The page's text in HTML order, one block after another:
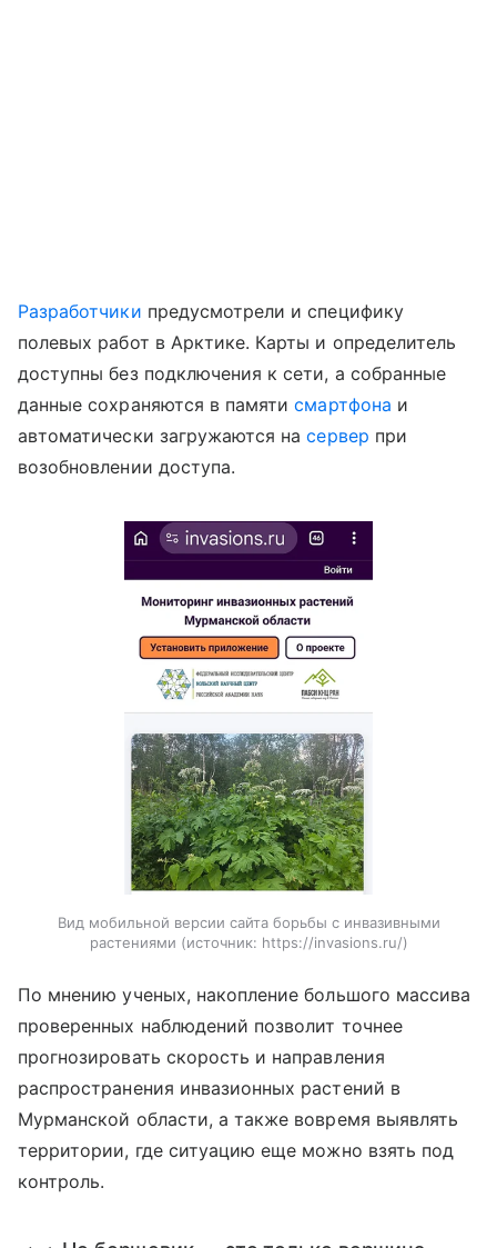
Разработчики предусмотрели и специфику
полевых работ в Арктике. Карты и определитель
доступны без подключения к сети, а собранные
данные сохраняются в памятисмартфона и
автоматически загружаются насервер при
возобновлении доступа.
Вид мобильной версии сайта борьбы с инвазивными
растениями
источник: https://invasions.ru/
По мнению ученых, накопление большого массива
проверенных наблюдений позволит точнее
прогнозировать скорость и направления
распространения инвазионных растений в
Мурманской области, а также вовремя выявлять
территории, где ситуацию еще можно взять под
контроль.